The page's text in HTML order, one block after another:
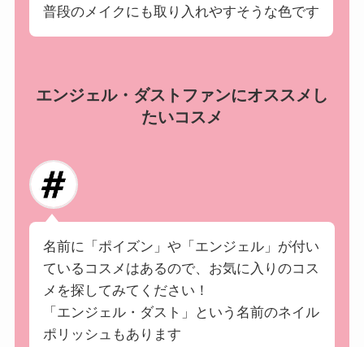
普段のメイクにも取り入れやすそうな色です
エンジェル・ダストファンにオススメし
たいコスメ
名前に「ポイズン」や「エンジェル」が付い
ているコスメはあるので、お気に入りのコス
メを探してみてください！
「エンジェル・ダスト」という名前のネイル
ポリッシュもあります